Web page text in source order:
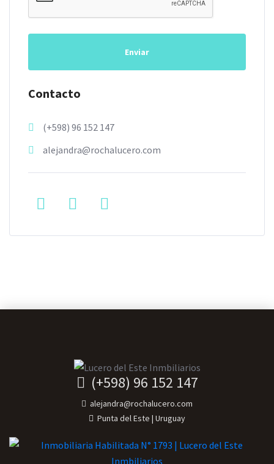
Enviar
Contacto
(+598) 96 152 147
alejandra@rochalucero.com
(+598) 96 152 147
alejandra@rochalucero.com
Punta del Este | Uruguay